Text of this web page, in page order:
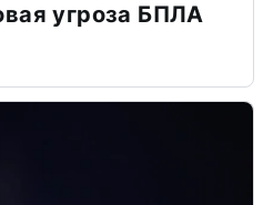
угроза БПЛА